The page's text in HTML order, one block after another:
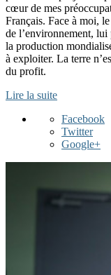
cœur de mes
Français. Face à moi,
de l’environnement,
la production
à exploiter. La terre
du profit.
Lire la suite
Facebook
Twitter
Google+